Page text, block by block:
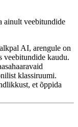
ainult veebitundide
AI, arengule on
veebitundide kaudu.
klassiruumi.
et õppida